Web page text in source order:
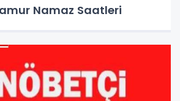
Namaz Saatleri